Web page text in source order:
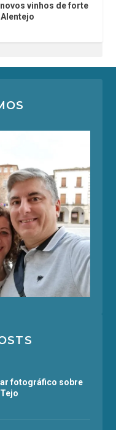
vinhos de forte
fotográfico sobre